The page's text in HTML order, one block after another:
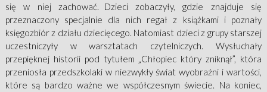
się w niej zachować. Dzieci zobaczyły, gdzie znajduje się
przeznaczony specjalnie dla nich regał z książkami i poznały
księgozbiór z działu dziecięcego. Natomiast dzieci z grupy starszej
uczestniczyły w warsztatach czytelniczych. Wysłuchały
przepięknej historii pod tytułem „Chłopiec który zniknął”, która
przeniosła przedszkolaki w niezwykły świat wyobraźni i wartości,
które są bardzo ważne we współczesnym świecie. Na koniec,